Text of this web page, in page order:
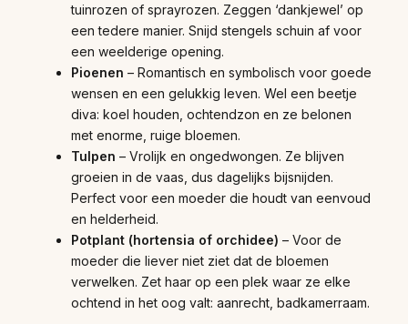
tuinrozen of sprayrozen. Zeggen ‘dankjewel’ op
een tedere manier. Snijd stengels schuin af voor
een weelderige opening.
Pioenen – Romantisch en symbolisch voor goede
wensen en een gelukkig leven. Wel een beetje
diva: koel houden, ochtendzon en ze belonen
met enorme, ruige bloemen.
Tulpen – Vrolijk en ongedwongen. Ze blijven
groeien in de vaas, dus dagelijks bijsnijden.
Perfect voor een moeder die houdt van eenvoud
en helderheid.
Potplant (hortensia of orchidee) – Voor de
moeder die liever niet ziet dat de bloemen
verwelken. Zet haar op een plek waar ze elke
ochtend in het oog valt: aanrecht, badkamerraam.